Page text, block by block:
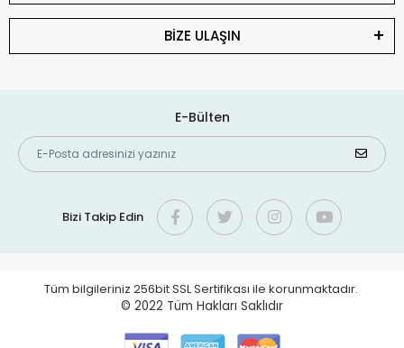
BİZE ULAŞIN
E-Bülten
Bizi Takip Edin
Tüm bilgileriniz 256bit SSL Sertifikası ile korunmaktadır.
© 2022 Tüm Hakları Saklıdır